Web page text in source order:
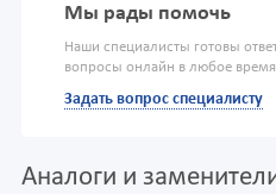
Мы рады помочь
Наши специалисты готовы
вопросы онлайн в любое время
Задать вопрос специалисту
Аналоги и